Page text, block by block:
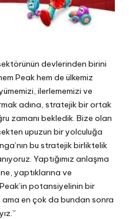
devlerinden birini
Peak hem de ülkemiz
ilerlememizi ve
adına, stratejik bir ortak
zamanı bekledik. Bize olan
upuzun bir yolculuğa
bu stratejik birliktelik
Yaptığımız anlaşma
yaptıklarına ve
potansiyelinin bir
en çok da bundan sonra